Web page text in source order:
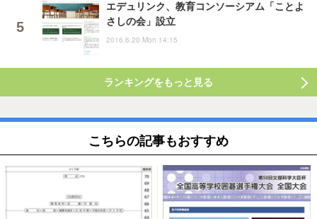
エデュリンク、教育コンソーシアム「ことよ
さしの会」設立
2016.6.20 Mon 14:15
ランキングをもっと見る
こちらの記事もおすすめ